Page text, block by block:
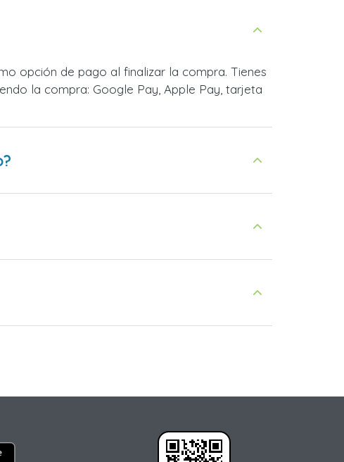
opción de pago al finalizar la compra. Tienes
la compra: Google Pay, Apple Pay, tarjeta